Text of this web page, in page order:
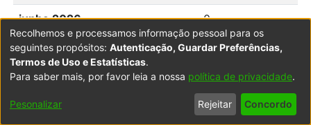
junho 2026 0
julho 2026 0
agosto 2026 0
Recolhemos e processamos informação pessoal para os
seguintes propósitos: Autenticação, Guardar Preferências,
Termos de Uso e Estatísticas.
Para saber mais, por favor leia a nossa política de privacidade.
Pesonalizar Rejeitar Concordo